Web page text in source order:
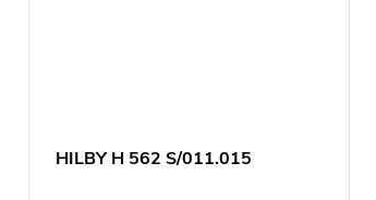
HILBY H 562 S/011.015